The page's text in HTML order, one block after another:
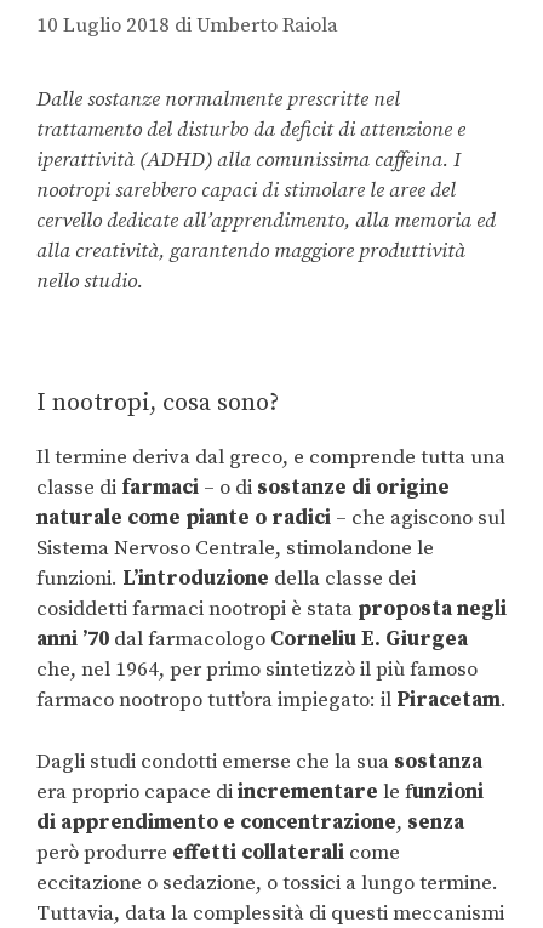
10 Luglio 2018 diUmberto Raiola
Dalle sostanze normalmente prescritte nel
trattamento del disturbo da deficit di attenzione e
iperattività (ADHD) alla comunissima caffeina. I
nootropi sarebbero capaci di stimolare le aree del
cervello dedicate all’apprendimento, alla memoria ed
alla creatività, garantendo maggiore produttività
nello studio.
I nootropi, cosa sono?
Il termine deriva dal greco, e comprende tutta una
classe di farmaci – o di sostanze di origine
naturale come piante o radici – che agiscono sul
Sistema Nervoso Centrale, stimolandone le
funzioni. L’introduzione della classe dei
cosiddetti farmaci nootropi è stata proposta negli
anni ’70 dal farmacologo Corneliu E. Giurgea
che, nel 1964, per primo sintetizzò il più famoso
farmaco nootropo tutt’ora impiegato: il Piracetam.
Dagli studi condotti emerse che la sua sostanza
era proprio capace diincrementare le funzioni
di apprendimento e concentrazione, senza
però produrre effetti collaterali come
eccitazione o sedazione, o tossici a lungo termine.
Tuttavia, data la complessità di questi meccanismi